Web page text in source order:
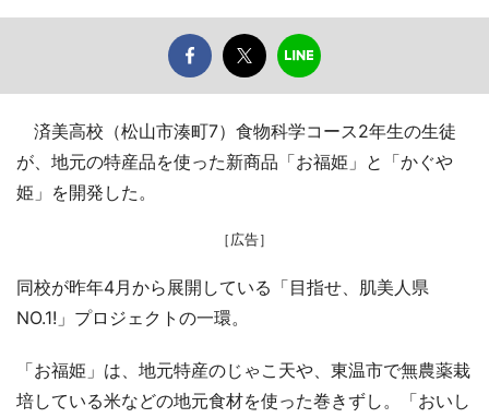
済美高校（松山市湊町7）食物科学コース2年生の生徒
が、地元の特産品を使った新商品「お福姫」と「かぐや
姫」を開発した。
［広告］
同校が昨年4月から展開している「目指せ、肌美人県
NO.1!」プロジェクトの一環。
「お福姫」は、地元特産のじゃこ天や、東温市で無農薬栽
培している米などの地元食材を使った巻きずし。「おいし